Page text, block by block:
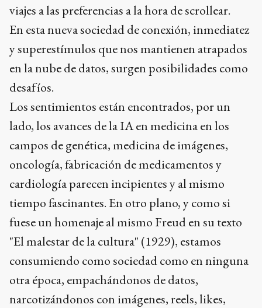
viajes a las preferencias a la hora de scrollear.
En esta nueva sociedad de conexión, inmediatez
y superestímulos que nos mantienen atrapados
en la nube de datos, surgen posibilidades como
desafíos.
Los sentimientos están encontrados, por un
lado, los avances de la IA en medicina en los
campos de genética, medicina de imágenes,
oncología, fabricación de medicamentos y
cardiología parecen incipientes y al mismo
tiempo fascinantes. En otro plano, y como si
fuese un homenaje al mismo Freud en su texto
"El malestar de la cultura" (1929), estamos
consumiendo como sociedad como en ninguna
otra época, empachándonos de datos,
narcotizándonos con imágenes, reels, likes,